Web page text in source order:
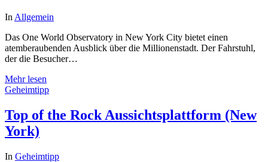
In Allgemein
Das One World Observatory in New York City bietet einen
atemberaubenden Ausblick über die Millionenstadt. Der Fahrstuhl,
der die Besucher…
Mehr lesen
Geheimtipp
Top of the Rock Aussichtsplattform (New
York)
In Geheimtipp